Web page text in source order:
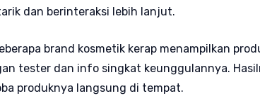
dan berinteraksi lebih lanjut.
brand kosmetik kerap menampilkan
tester dan info singkat keunggulannya.
produknya langsung di tempat.